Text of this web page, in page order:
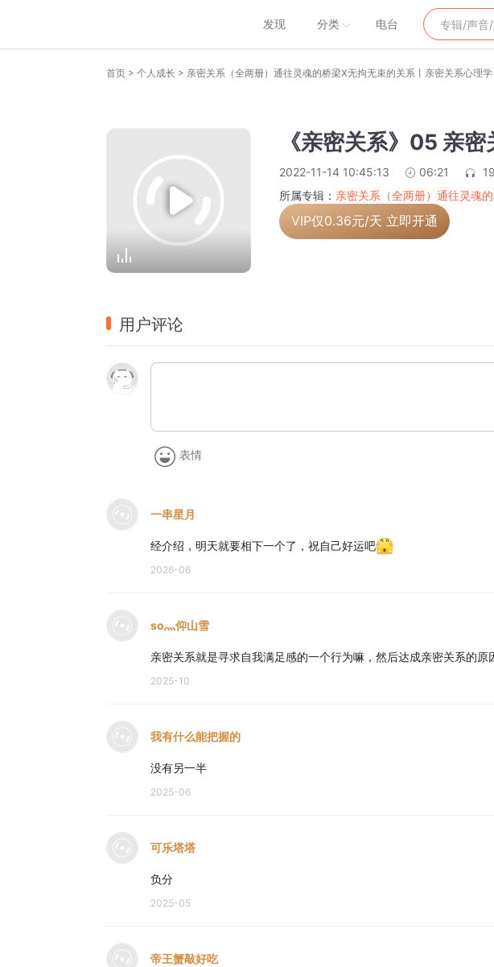
发现 分类 电台
首页 > 个人成长 > 亲密关系（全两册）通往灵魂的桥梁X无拘无束的关系丨亲密关系心理学
《亲密关系》05 亲密
2022-11-14 10:45:13 06:21
所属专辑： 亲密关系（全两册）通往灵魂
VIP仅0.36元/天 立即开通
用户评论
表情
一串星月
经介绍，明天就要相下一个了，祝自己好运吧
2026-06
so灬仰山雪
亲密关系就是寻求自我满足感的一个行为嘛，然后达成亲密关系的
2025-10
我有什么能把握的
没有另一半
2025-06
可乐塔塔
负分
2025-05
帝王蟹敲好吃